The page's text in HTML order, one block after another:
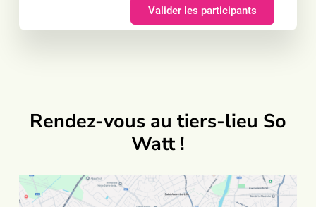
Valider les participants
Rendez-vous au tiers-lieu So
Watt !